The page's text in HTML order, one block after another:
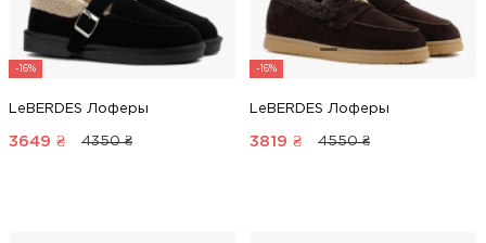
-16%
LeBERDES Лоферы
3649 ₴ 4350 ₴
-16%
LeBERDES Лоферы
3819 ₴ 4550 ₴